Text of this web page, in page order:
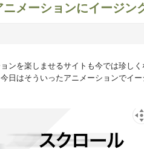
メーションにイージン
ンを楽しませるサイトも今では珍し
日はそういったアニメーションでイ